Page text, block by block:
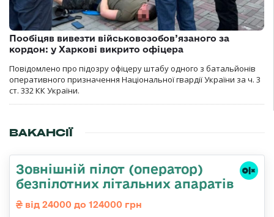
Пообіцяв вивезти військовозобов’язаного за
кордон: у Харкові викрито офіцера
Повідомлено про підозру офіцеру штабу одного з батальйонів
оперативного призначення Національної гвардії України за ч. 3
ст. 332 КК України.
ВАКАНСІЇ
Зовнішній пілот (оператор)
безпілотних літальних апаратів
від 24000 до 124000 грн